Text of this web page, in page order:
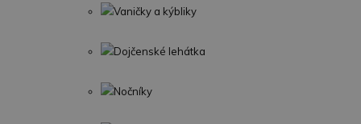
Vaničky a kýbliky
Dojčenské lehátka
Nočníky